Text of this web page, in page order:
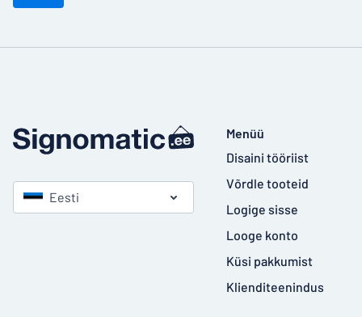
Eesti
Menüü
Disaini tööriist
Võrdle tooteid
Logige sisse
Looge konto
Küsi pakkumist
Klienditeenindus